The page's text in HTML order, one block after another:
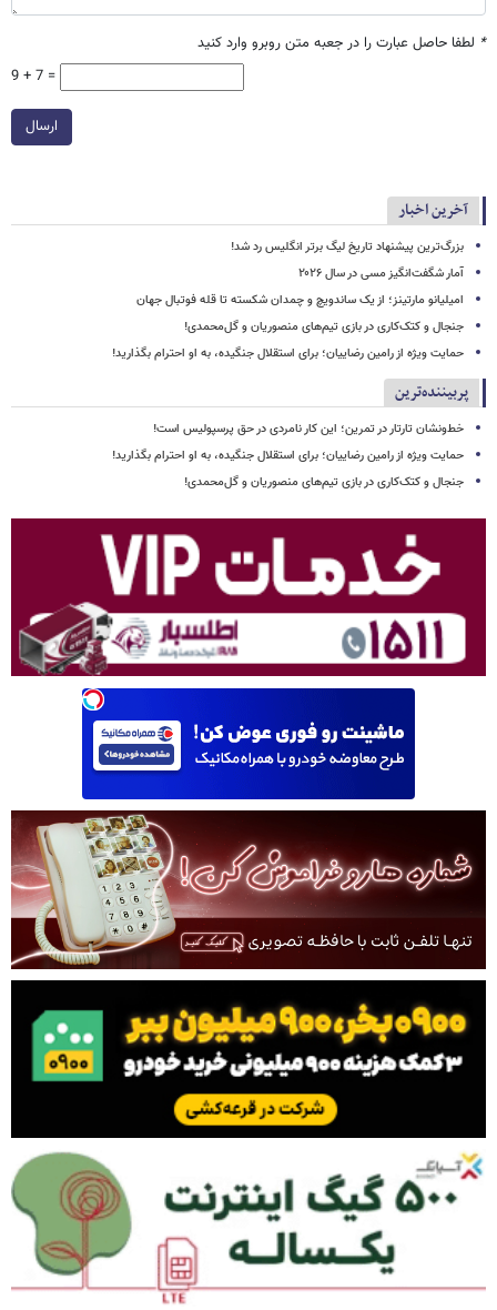
* لطفا حاصل عبارت را در جعبه متن روبرو وارد کنید
9 + 7 =
ارسال
آخرین اخبار
بزرگ‌ترین پیشنهاد تاریخ لیگ برتر انگلیس رد شد!
آمار شگفت‌انگیز مسی در سال ۲۰۲۶
امیلیانو مارتینز؛ از یک ساندویچ و چمدان شکسته تا قله فوتبال جهان
جنجال و کتک‌کاری در بازی تیم‌های منصوریان و گل‌محمدی!
حمایت ویژه از رامین رضاییان؛ برای استقلال جنگیده، به او احترام بگذارید!
پربیننده‌ترین
خط‌ونشان تارتار در تمرین؛ این کار نامردی در حق پرسپولیس است!
حمایت ویژه از رامین رضاییان؛ برای استقلال جنگیده، به او احترام بگذارید!
جنجال و کتک‌کاری در بازی تیم‌های منصوریان و گل‌محمدی!